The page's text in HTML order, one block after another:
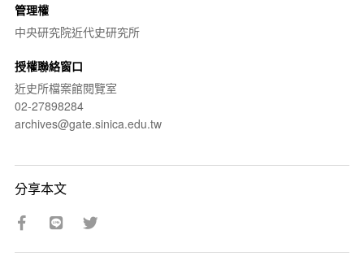
管理權
中央研究院近代史研究所
授權聯絡窗口
近史所檔案館閱覽室
02-27898284
archives@gate.sinica.edu.tw
分享本文